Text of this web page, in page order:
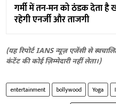
गर्मी में तन-मन को ठंडक देता है
रहेगी एनर्जी और ताजगी
(यह रिपोर्ट IANS न्यूज़ एजेंसी से
कंटेंट की कोई ज़िम्मेदारी नहीं लेता।)
entertainment bollywood Yoga